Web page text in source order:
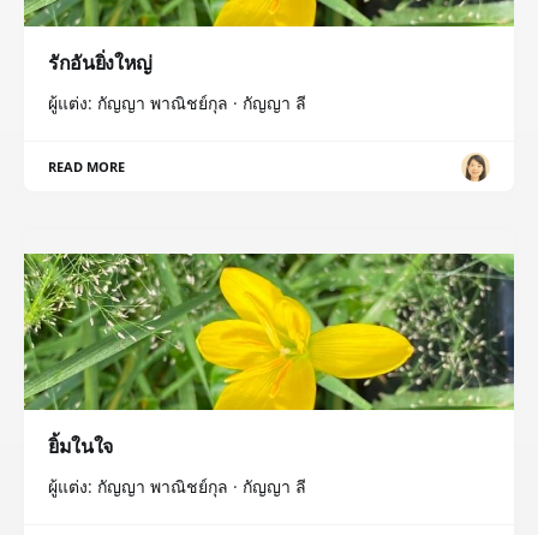
รักอันยิ่งใหญ่
ผู้แต่ง: กัญญา พาณิชย์กุล · กัญญา ลี
READ MORE
ยิ้มในใจ
ผู้แต่ง: กัญญา พาณิชย์กุล · กัญญา ลี